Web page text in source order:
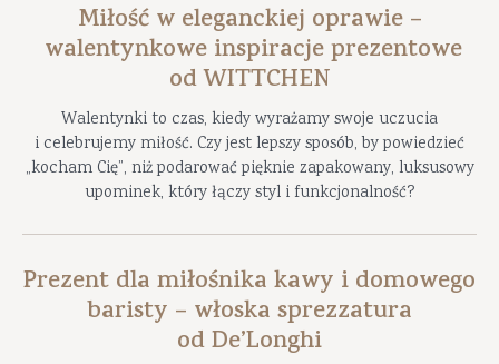
Miłość w eleganckiej oprawie –
walentynkowe inspiracje prezentowe
od WITTCHEN
Walentynki to czas, kiedy wyrażamy swoje uczucia
i celebrujemy miłość. Czy jest lepszy sposób, by powiedzieć
„kocham Cię”, niż podarować pięknie zapakowany, luksusowy
upominek, który łączy styl i funkcjonalność?
Prezent dla miłośnika kawy i domowego
baristy – włoska sprezzatura
od De’Longhi